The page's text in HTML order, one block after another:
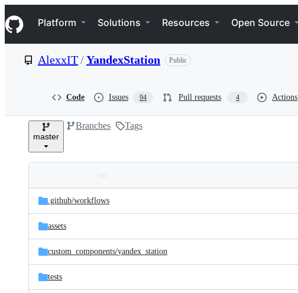
k
i
p
e
Navigation Menu
Platform Solutions Resources Open Source
AlexxIT/YandexStation Public
Code Issues 94 Pull requests 4 Actions
master
Branches Tags
and
files
Latest
commit
.github/workflows
assets
custom_components/yandex_station
tests